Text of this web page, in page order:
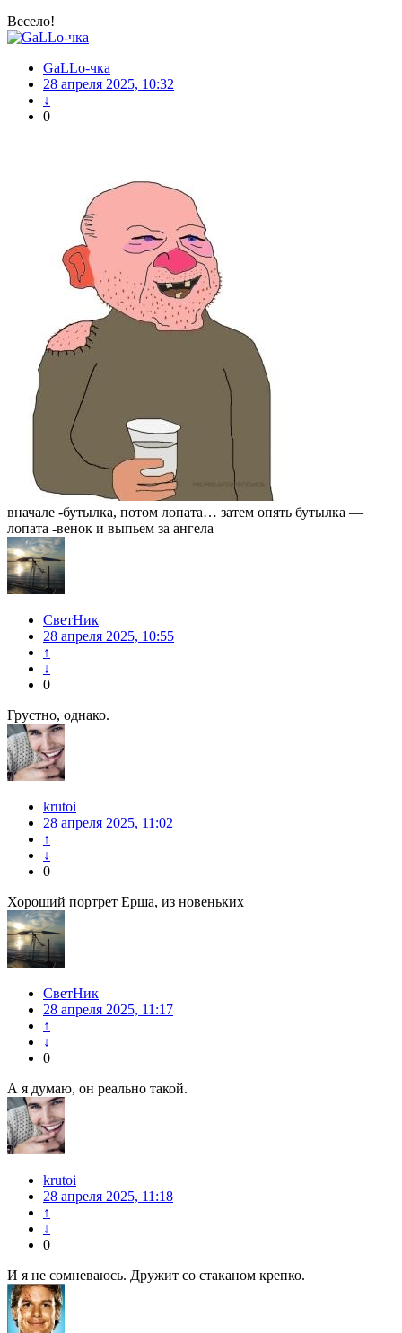
Весело!
GaLLo-чка
28 апреля 2025, 10:32
↓
0
вначале -бутылка, потом лопата… затем опять бутылка —
лопата -венок и выпьем за ангела
СветНик
28 апреля 2025, 10:55
↑
↓
0
Грустно, однако.
krutoi
28 апреля 2025, 11:02
↑
↓
0
Хороший портрет Ерша, из новеньких
СветНик
28 апреля 2025, 11:17
↑
↓
0
А я думаю, он реально такой.
krutoi
28 апреля 2025, 11:18
↑
↓
0
И я не сомневаюсь. Дружит со стаканом крепко.